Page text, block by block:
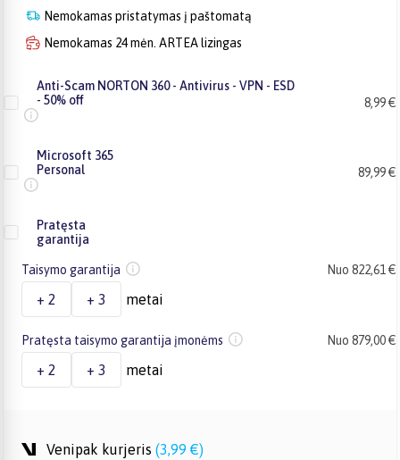
Nemokamas pristatymas į paštomatą
Nemokamas 24 mėn. ARTEA lizingas
Anti-Scam NORTON 360 - Antivirus - VPN - ESD
- 50% off
8,99 €
Microsoft 365
Personal
89,99 €
Pratęsta
garantija
Taisymo garantija Nuo 822,61 €
+ 2 + 3 metai
Pratęsta taisymo garantija įmonėms Nuo 879,00 €
+ 2 + 3 metai
Venipak kurjeris (3,99 €)